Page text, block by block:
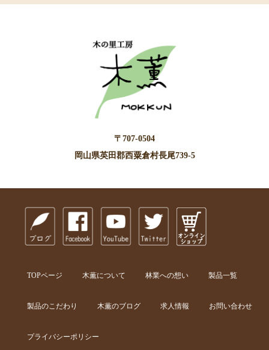
ブ
〒707-0504
岡山県英田郡西粟倉村長尾739-5
TOPページ 木薫について 林業への想い 製品一覧
製品のこだわり 木薫のブログ 求人情報 お問い合わせ
プライバシーポリシー